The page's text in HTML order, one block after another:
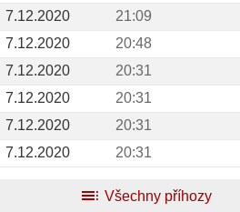
7.12.2020
21:09
7.12.2020
20:48
7.12.2020
20:31
7.12.2020
20:31
7.12.2020 20:31
7.12.2020
20:31
toc Všechny příhozy